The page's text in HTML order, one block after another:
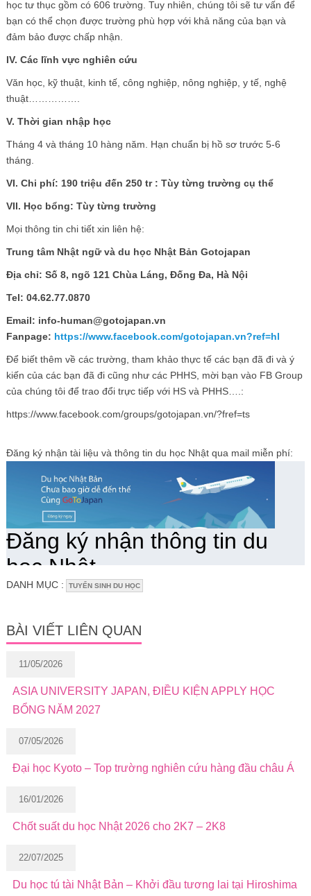
học tư thục gồm có 606 trường. Tuy nhiên, chúng tôi sẽ tư vấn để
bạn có thể chọn được trường phù hợp với khả năng của bạn và
đảm bảo được chấp nhận.
IV. Các lĩnh vực nghiên cứu
Văn học, kỹ thuật, kinh tế, công nghiệp, nông nghiệp, y tế, nghệ
thuật…………….
V. Thời gian nhập học
Tháng 4 và tháng 10 hàng năm. Hạn chuẩn bị hồ sơ trước 5-6
tháng.
VI. Chi phí: 190 triệu đến 250 tr : Tùy từng trường cụ thể
VII. Học bổng: Tùy từng trường
Mọi thông tin chi tiết xin liên hệ:
Trung tâm Nhật ngữ và du học Nhật Bản Gotojapan
Địa chỉ: Số 8, ngõ 121 Chùa Láng, Đống Đa, Hà Nội
Tel: 04.62.77.0870
Email: info-human@gotojapan.vn
Fanpage: https://www.facebook.com/gotojapan.vn?ref=hl
Để biết thêm về các trường, tham khảo thực tế các bạn đã đi và ý
kiến của các bạn đã đi cũng như các PHHS, mời bạn vào FB Group
của chúng tôi để trao đổi trực tiếp với HS và PHHS….:
https://www.facebook.com/groups/gotojapan.vn/?fref=ts
Đăng ký nhận tài liệu và thông tin du học Nhật qua mail miễn phí:
DANH MỤC : TUYỂN SINH DU HỌC
BÀI VIẾT LIÊN QUAN
11/05/2026
ASIA UNIVERSITY JAPAN, ĐIỀU KIỆN APPLY HỌC
BỔNG NĂM 2027
07/05/2026
Đại học Kyoto – Top trường nghiên cứu hàng đầu châu Á
16/01/2026
Chốt suất du học Nhật 2026 cho 2K7 – 2K8
22/07/2025
Du học tú tài Nhật Bản – Khởi đầu tương lai tại Hiroshima